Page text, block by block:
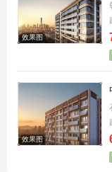
半山稀缺地段，
“非稀缺之地，
念，体现了中国
察。项目择址京
佳生态环境，又
则繁华，入则静
效果图
效果图